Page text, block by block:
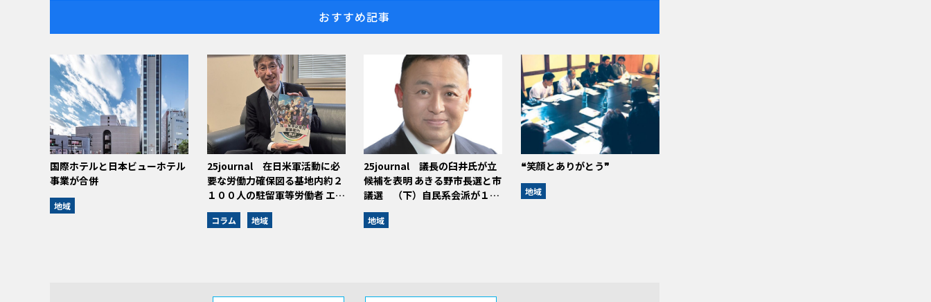
おすすめ記事
国際ホテルと日本ビューホテル
事業が合併
地域
25journal 在日米軍活動に必
要な労働力確保図る基地内約２
１００人の駐留軍等労働者 エ…
コラム 地域
25journal 議長の臼井氏が立
候補を表明 あきる野市長選と市
議選 （下）自民系会派が１…
地域
❝笑顔とありがとう❞
地域